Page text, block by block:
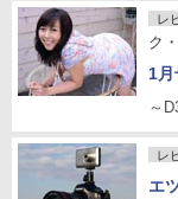
レ
ク
1
～
レ
エ